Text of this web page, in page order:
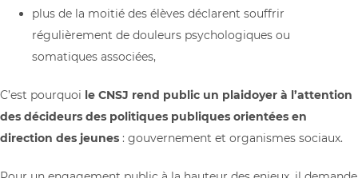
plus de la moitié des élèves déclarent souffrir
régulièrement de douleurs psychologiques ou
somatiques associées,
C’est pourquoi le CNSJ rend public un plaidoyer à l’attention
des décideurs des politiques publiques orientées en
direction des jeunes : gouvernement et organismes sociaux.